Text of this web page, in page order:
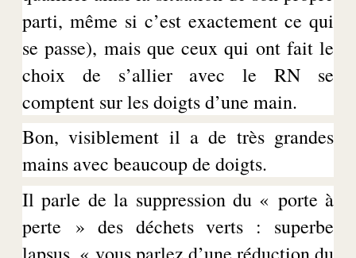
parti, même si c’est exactement ce qui
se passe), mais que ceux qui ont fait le
choix de s’allier avec le RN se
comptent sur les doigts d’une main.
Bon, visiblement il a de très grandes
mains avec beaucoup de doigts.
Il parle de la suppression du « porte à
perte » des déchets verts : superbe
lapsus. « vous parlez d’une réduction du